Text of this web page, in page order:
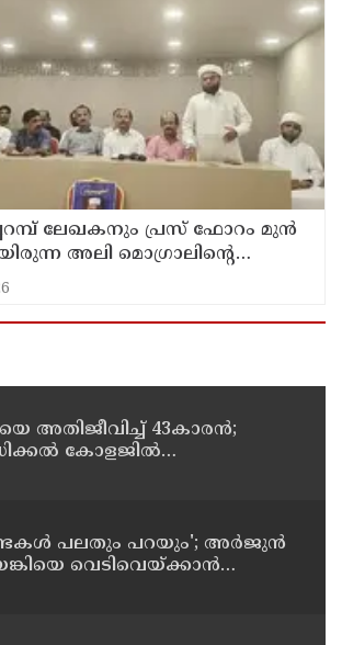
ലേഖകനും പ്രസ് ഫോറം മുൻ
അലി മൊഗ്രാലിൻ്റെ
സർവ്വകക്ഷി അനുസ്മരണം
അതിജീവിച്ച് 43കാരന്‍;
കോളജില്‍
പലതും പറയും'; അർജുൻ
വെടിവെയ്ക്കാൻ